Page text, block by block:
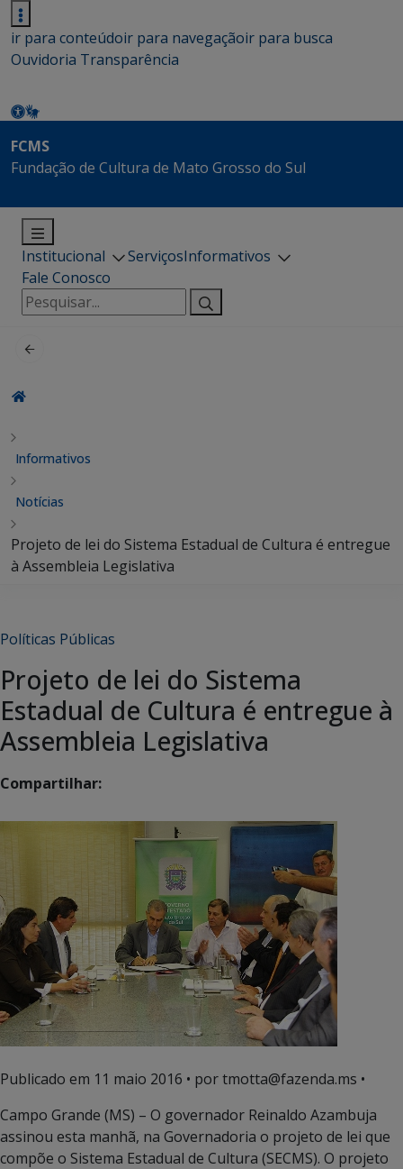
ir para conteúdoir para navegaçãoir para busca
Ouvidoria Transparência
FCMS
Fundação de Cultura de Mato Grosso do Sul
Institucional ServiçosInformativos
Fale Conosco
Pesquisar
por:
Informativos
Notícias
Projeto de lei do Sistema Estadual de Cultura é entregue
à Assembleia Legislativa
Políticas Públicas
Projeto de lei do Sistema
Estadual de Cultura é entregue à
Assembleia Legislativa
Compartilhar:
Publicado em 11 maio 2016 • por tmotta@fazenda.ms •
Campo Grande (MS) – O governador Reinaldo Azambuja
assinou esta manhã, na Governadoria o projeto de lei que
compõe o Sistema Estadual de Cultura (SECMS). O projeto